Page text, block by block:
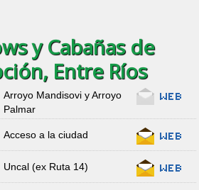
y Cabañas de
Entre Ríos
Arroyo Mandisovi y Arroyo
Palmar
Acceso a la ciudad
Uncal (ex Ruta 14)